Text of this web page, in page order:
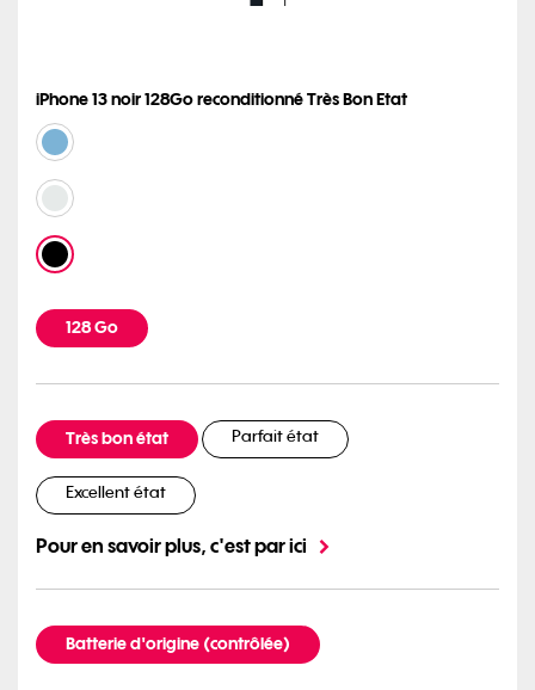
iPhone 13 noir 128Go reconditionné Très Bon Etat
Coloris disponibles
bleu
Blanc
noir
Capacités disponibles
128 Go
Etat du mobile Reconditionné
Très bon état Parfait état
Excellent état
Pour en savoir plus, c'est par ici
Etat de la batterie
Batterie d'origine (contrôlée)